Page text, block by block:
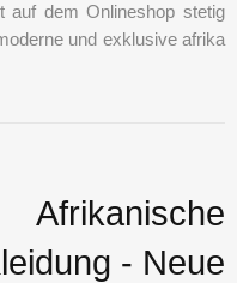
auf dem Onlineshop stetig
und exklusive afrika
Afrikanische
- Neue